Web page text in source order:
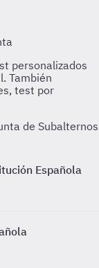
de Subalternos
Española